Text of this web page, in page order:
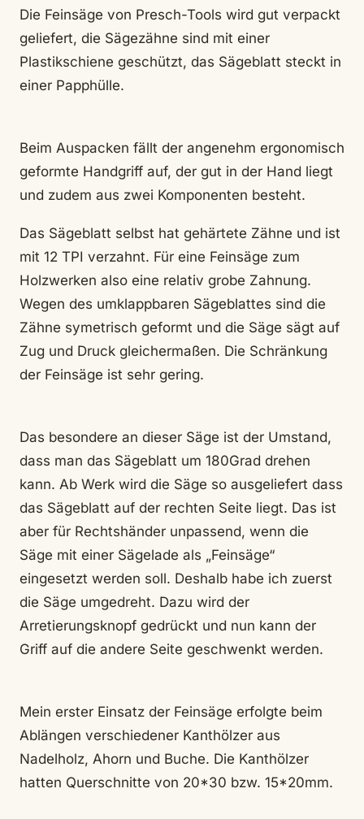
Die Feinsäge von Presch-Tools wird gut verpackt
geliefert, die Sägezähne sind mit einer
Plastikschiene geschützt, das Sägeblatt steckt in
einer Papphülle.
Beim Auspacken fällt der angenehm ergonomisch
geformte Handgriff auf, der gut in der Hand liegt
und zudem aus zwei Komponenten besteht.
Das Sägeblatt selbst hat gehärtete Zähne und ist
mit 12 TPI verzahnt. Für eine Feinsäge zum
Holzwerken also eine relativ grobe Zahnung.
Wegen des umklappbaren Sägeblattes sind die
Zähne symetrisch geformt und die Säge sägt auf
Zug und Druck gleichermaßen. Die Schränkung
der Feinsäge ist sehr gering.
Das besondere an dieser Säge ist der Umstand,
dass man das Sägeblatt um 180Grad drehen
kann. Ab Werk wird die Säge so ausgeliefert dass
das Sägeblatt auf der rechten Seite liegt. Das ist
aber für Rechtshänder unpassend, wenn die
Säge mit einer Sägelade als „Feinsäge“
eingesetzt werden soll. Deshalb habe ich zuerst
die Säge umgedreht. Dazu wird der
Arretierungsknopf gedrückt und nun kann der
Griff auf die andere Seite geschwenkt werden.
Mein erster Einsatz der Feinsäge erfolgte beim
Ablängen verschiedener Kanthölzer aus
Nadelholz, Ahorn und Buche. Die Kanthölzer
hatten Querschnitte von 20*30 bzw. 15*20mm.